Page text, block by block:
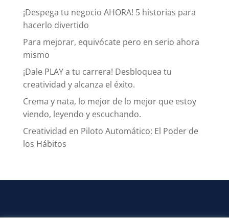
¡Despega tu negocio AHORA! 5 historias para
hacerlo divertido
Para mejorar, equivócate pero en serio ahora
mismo
¡Dale PLAY a tu carrera! Desbloquea tu
creatividad y alcanza el éxito.
Crema y nata, lo mejor de lo mejor que estoy
viendo, leyendo y escuchando.
Creatividad en Piloto Automático: El Poder de
los Hábitos